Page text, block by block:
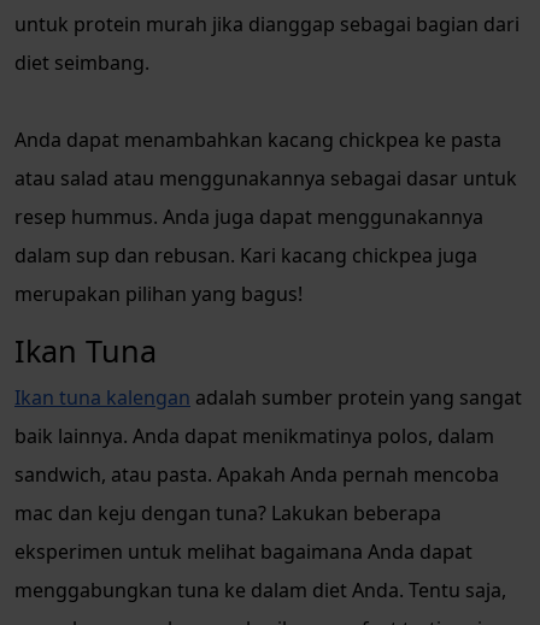
untuk protein murah jika dianggap sebagai bagian dari
diet seimbang.
Anda dapat menambahkan kacang chickpea ke pasta
atau salad atau menggunakannya sebagai dasar untuk
resep hummus. Anda juga dapat menggunakannya
dalam sup dan rebusan. Kari kacang chickpea juga
merupakan pilihan yang bagus!
Ikan Tuna
Ikan tuna kalengan adalah sumber protein yang sangat
baik lainnya. Anda dapat menikmatinya polos, dalam
sandwich, atau pasta. Apakah Anda pernah mencoba
mac dan keju dengan tuna? Lakukan beberapa
eksperimen untuk melihat bagaimana Anda dapat
menggabungkan tuna ke dalam diet Anda. Tentu saja,